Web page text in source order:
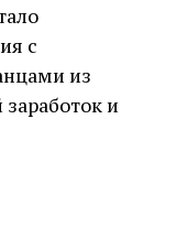
с
из
и